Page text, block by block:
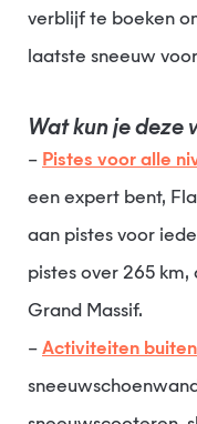
verblijf te boeken
laatste sneeuw
Wat kun je
Pistes voor alle
een expert bent,
aan pistes voor
pistes over 265
Grand Massif.
– Activiteiten